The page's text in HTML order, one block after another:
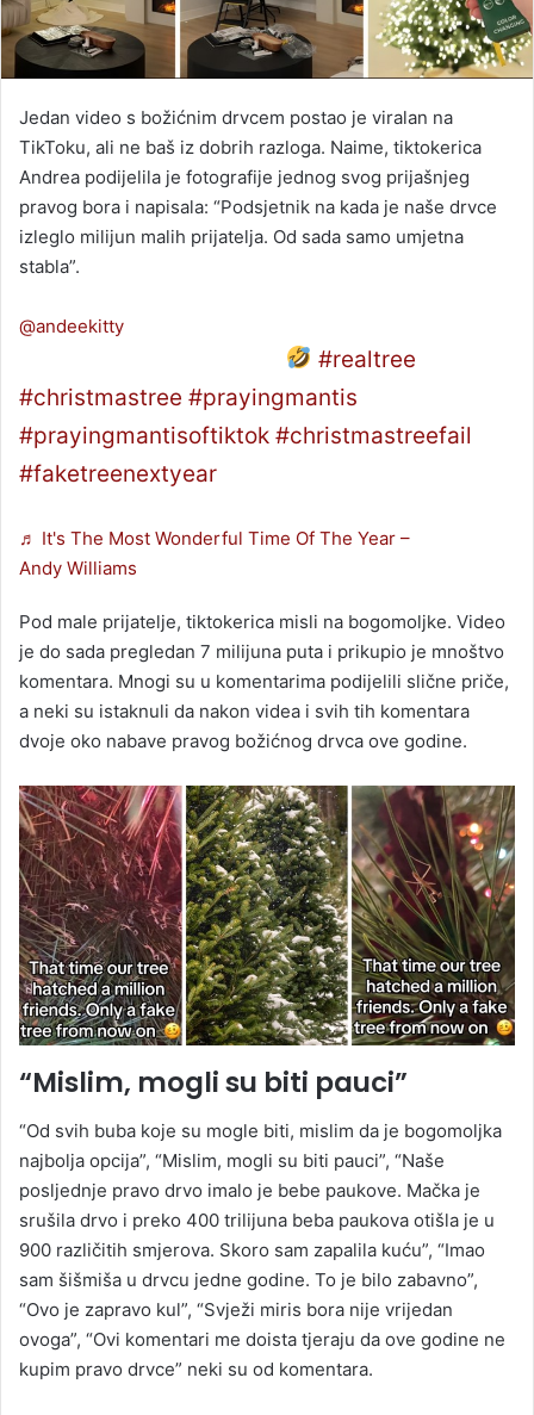
Jedan video s božićnim drvcem postao je viralan na
TikToku, ali ne baš iz dobrih razloga. Naime, tiktokerica
Andrea podijelila je fotografije jednog svog prijašnjeg
pravog bora i napisala: “Podsjetnik na kada je naše drvce
izleglo milijun malih prijatelja. Od sada samo umjetna
stabla”.
@andeekitty
#realtree
#christmastree #prayingmantis
#prayingmantisoftiktok #christmastreefail
#faketreenextyear
♬ It's The Most Wonderful Time Of The Year –
Andy Williams
Pod male prijatelje, tiktokerica misli na bogomoljke. Video
je do sada pregledan 7 milijuna puta i prikupio je mnoštvo
komentara. Mnogi su u komentarima podijelili slične priče,
a neki su istaknuli da nakon videa i svih tih komentara
dvoje oko nabave pravog božićnog drvca ove godine.
“Mislim, mogli su biti pauci”
“Od svih buba koje su mogle biti, mislim da je bogomoljka
najbolja opcija”, “Mislim, mogli su biti pauci”, “Naše
posljednje pravo drvo imalo je bebe paukove. Mačka je
srušila drvo i preko 400 trilijuna beba paukova otišla je u
900 različitih smjerova. Skoro sam zapalila kuću”, “Imao
sam šišmiša u drvcu jedne godine. To je bilo zabavno”,
“Ovo je zapravo kul”, “Svježi miris bora nije vrijedan
ovoga”, “Ovi komentari me doista tjeraju da ove godine ne
kupim pravo drvce” neki su od komentara.